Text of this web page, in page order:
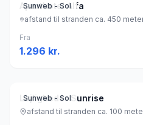
Sunweb - Sol
Aparthotel Alfa
Fra
1.296 kr.
Sunweb - Sol
Lejligheder Sunrise
afstand til stranden ca. 100